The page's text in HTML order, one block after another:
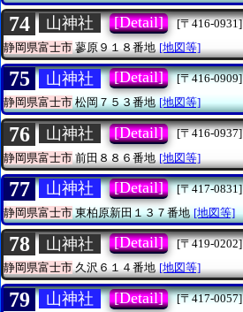
74 山神社 [Detail]
[〒416-0931]
静岡県富士市 蓼原９１８番地 [地図等]
75 山神社 [Detail]
[〒416-0909]
静岡県富士市松岡７５３番地 [地図等]
76 山神社 [Detail]
[〒416-0937]
静岡県富士市 前田８８６番地 [地図等]
77 山神社 [Detail]
[〒417-0831]
静岡県富士市東柏原新田１３７番地 [地図等]
78 山神社 [Detail]
[〒419-0202]
静岡県富士市久沢６１４番地 [地図等]
79 山神社 [Detail]
[〒417-0057]